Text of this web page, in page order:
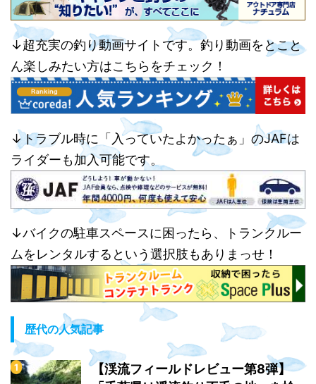
↓超充実の釣り動画サイトです。釣り動画をとこと
ん楽しみたい方はこちらをチェック！
↓トラブル時に「入っていたよかったぁ」のJAFは
ライダーも加入可能です。
↓バイクの駐車スペースに困ったら、トランクルー
ムをレンタルするという選択肢もありまっせ！
歴代の人気記事
【渓流フィールドレビュー第8弾】